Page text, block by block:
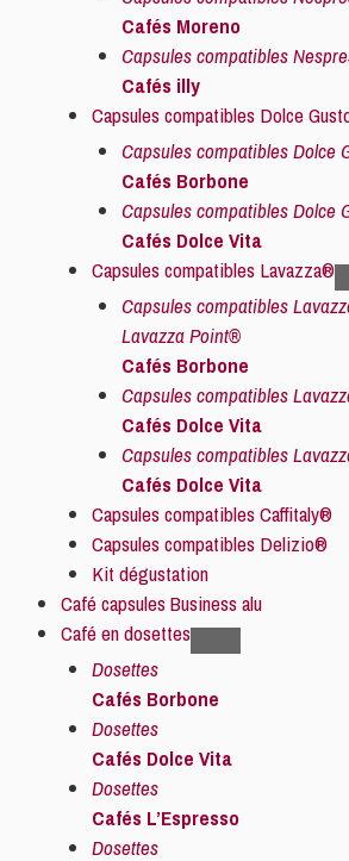
Cafés Moreno
Capsules compatibles
Cafés illy
Capsules compatibles Dolce
Capsules compatibles Dolce
Cafés Borbone
Capsules compatibles Dolce
Cafés Dolce Vita
Capsules compatibles Lavazza®
Capsules compatibles
Lavazza Point®
Cafés Borbone
Capsules compatibles
Cafés Dolce Vita
Capsules compatibles
Cafés Dolce Vita
Capsules compatibles Caffitaly®
Capsules compatibles Delizio®
Kit dégustation
Café capsules Business alu
Café en dosettes
Dosettes
Cafés Borbone
Dosettes
Cafés Dolce Vita
Dosettes
Cafés L’Espresso
Dosettes